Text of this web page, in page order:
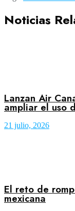
Noticias
Lanzan Air
ampliar el uso
21 julio, 2026
El reto de
mexicana